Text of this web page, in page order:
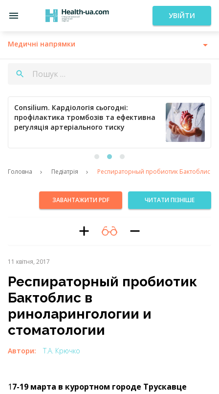
УВІЙТИ
Медичні напрямки
Consilium. Кардіологія сьогодні:
профілактика тромбозів та ефективна
регуляція артеріального тиску
Головна Педіатрія Респираторный пробиотик Бактоблис
ЗАВАНТАЖИТИ PDF ЧИТАТИ ПІЗНІШЕ
11 квітня, 2017
Респираторный пробиотик
Бактоблис в
риноларингологии и
стоматологии
Автори: Т.А. Крючко
17-19 марта в курортном городе Трускавце